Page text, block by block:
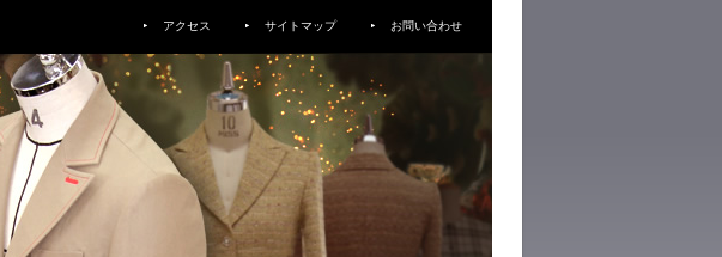
アクセス サイトマップ お問い合わせ